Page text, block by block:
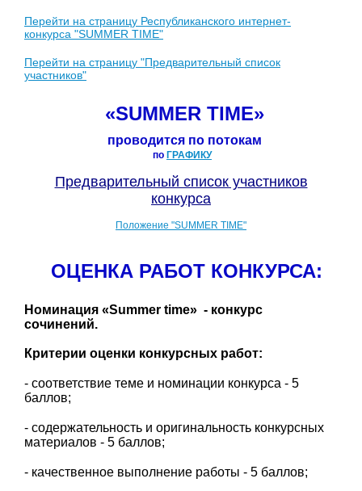
Перейти на страницу Республиканского интернет-
конкурса "SUMMER TIME"
Перейти на страницу "Предварительный список
участников"
«SUMMER TIME»
проводится по потокам
по ГРАФИКУ
Предварительный список участников
конкурса
Положение "SUMMER TIME"
ОЦЕНКА РАБОТ КОНКУРСА:
Номинация «Summer time» - конкурс
сочинений.
Критерии оценки конкурсных работ:
- соответствие теме и номинации конкурса - 5
баллов;
- содержательность и оригинальность конкурсных
материалов - 5 баллов;
- качественное выполнение работы - 5 баллов;